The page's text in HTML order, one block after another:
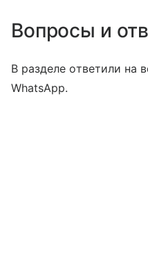
Вопросы и
В разделе ответили на
WhatsApp.